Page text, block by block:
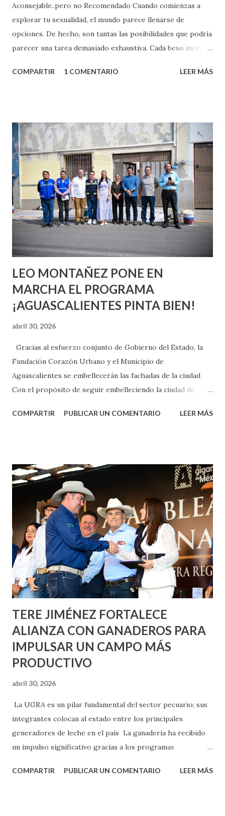
Aconsejable..pero no Recomendado Cuando comienzas a
explorar tu sexualidad, el mundo parece llenarse de
opciones. De hecho, son tantas las posibilidades que podría
parecer una tarea demasiado exhaustiva. Cada beso incita
partes de ti que jamás hubieras imaginado. El problema es
conoces ni la mitad de lo que deberías saber. Pero incluso
quienes ya han tenido relaciones sexuales no son expertos
o expertas en el tema. Siempre hay algo nuevo que
aprender y nuevas experiencias que conocer. Si eres una
chica y aún no has tenido relaciones sexuales, tal vez
pienses que el sexo será increíble y no puedas esperar para
experimentarlo, pero como cualquier persona con
experiencia te dirá, siempre es mejor cuando ambas partes
son suficientemen...
COMPARTIR 1 COMENTARIO LEER MÁS
LEO MONTAÑEZ PONE EN
MARCHA EL PROGRAMA
¡AGUASCALIENTES PINTA BIEN!
abril 30, 2026
Gracias al esfuerzo conjunto de Gobierno del Estado, la
Fundación Corazón Urbano y el Municipio de
Aguascalientes se embellecerán las fachadas de la ciudad
Con el propósito de seguir embelleciendo la ciudad de
municipal, Leo Montañez dio inicio al programa
Corazón Urbano y el Municipio capital. Leo Montañez
informó que en este programa se usarán cerca de 90 mil
metros cuadrados de pintura, para dar inicio en la calle
Nieto, entre Jesús F. Elizondo y la calle 22 de Octubre, con
lo que se aplicará pintura en 66 casas. Posteriormente se
llevará este programa a Villas de Nuestra Señora de la
Asunción, Avenida Alameda y Decreto 27 de Septiembre, en
los edificios FOVISSSTE Ojo de Agua, en la comunidad
Norias de Paso Hondo y en los edificios de...
COMPARTIR PUBLICAR UN COMENTARIO LEER MÁS
TERE JIMÉNEZ FORTALECE
ALIANZA CON GANADEROS PARA
IMPULSAR UN CAMPO MÁS
PRODUCTIVO
abril 30, 2026
La UGRA es un pilar fundamental del sector pecuario; sus
integrantes colocan al estado entre los principales
generadores de leche en el país La ganadería ha recibido
un impulso significativo gracias a los programas
muestra de su respaldo firme y decidido al campo, la
COMPARTIR PUBLICAR UN COMENTARIO LEER MÁS